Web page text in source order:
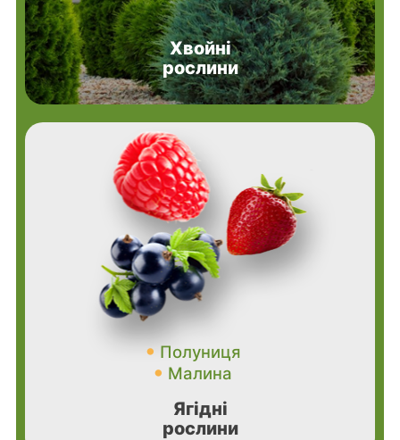
Хвойні
рослини
Полуниця
Малина
Ягідні
рослини